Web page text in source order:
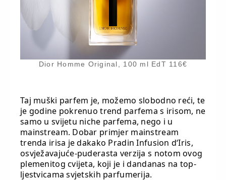
Dior Homme Original, 100 ml EdT 116€
Taj muški parfem je, možemo slobodno reći, te
je godine pokrenuo trend parfema s irisom, ne
samo u svijetu niche parfema, nego i u
mainstream. Dobar primjer mainstream
trenda irisa je dakako Pradin Infusion d‘Iris,
osvježavajuće-puderasta verzija s notom ovog
plemenitog cvijeta, koji je i dandanas na top-
ljestvicama svjetskih parfumerija.